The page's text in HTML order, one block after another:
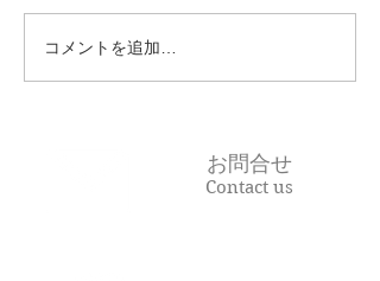
麻酔のこと。 出典：新人歯科
衛生士・デンタルスタッフポ
・・・・・・・・・・・・・
・・・・・・・・・・・・・
コメントを追加…
お問合せ
Contact us